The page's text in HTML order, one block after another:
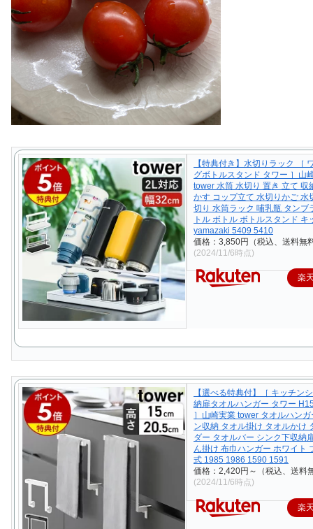
【特典付き】水切りラック ［
グボトルスタンド タワー ］山
tower 水筒 水切り 置き 立て 収
かす コップ立て 水切りかご 水
切り 水筒ラック 哺乳瓶 タンブ
トル ボトル ボトルスタンド キ
yamazaki 5409 5410
価格：3,850円（税込、送料無
(2024/11/6時点)
楽
【選べる特典付】［ キッチン
納扉タオルハンガー タワー
］山崎実業 tower タオルハン
ン収納 タオル掛け タオルかけ
ダー タオルバー シンク下収納
ん掛け 布巾ハンガー ホワイト
式 1985 1986 1590 1591
価格：2,420円～（税込、送料
(2024/11/6時点)
楽